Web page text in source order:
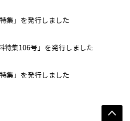
集」を発行しました
集106号」を発行しました
集」を発行しました